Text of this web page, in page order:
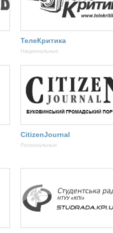
ТелеКритика
Национальные
CitizenJournal
Региональные